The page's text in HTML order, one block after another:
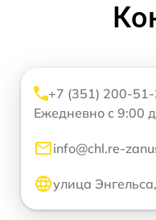
+7 (351) 200-
Ежедневно с 9:00
info@chl.re-
улица